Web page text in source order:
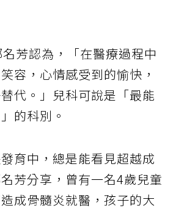
芳認為，「在醫療過程中
容，心情感受到的愉快，
代。」兒科可說是「最能
的科別。
發育中，總是能看見超越成
芳分享，曾有一名4歲兒童
成骨髓炎就醫，孩子的大